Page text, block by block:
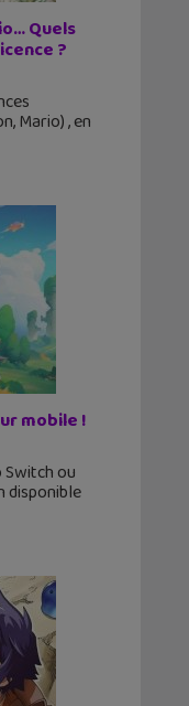
Quels
?
Mario) , en
mobile !
ou
disponible